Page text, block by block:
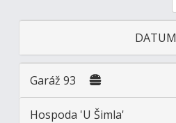
DATUM
Garáž 93
Hospoda 'U Šimla'